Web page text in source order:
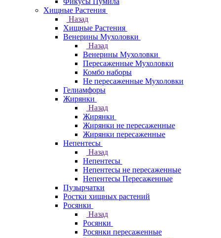
Хищные Растения
Назад
Хищные Растения
Венерины Мухоловки
Назад
Венерины Мухоловки
Пересаженные Мухоловки
Комбо наборы
Не пересаженные Мухоловки
Гелиамфоры
Жирянки
Назад
Жирянки
Жирянки не пересаженные
Жирянки пересаженные
Непентесы
Назад
Непентесы
Непентесы не пересаженные
Непентесы Пересаженные
Пузырчатки
Ростки хищных растений
Росянки
Назад
Росянки
Росянки пересаженные